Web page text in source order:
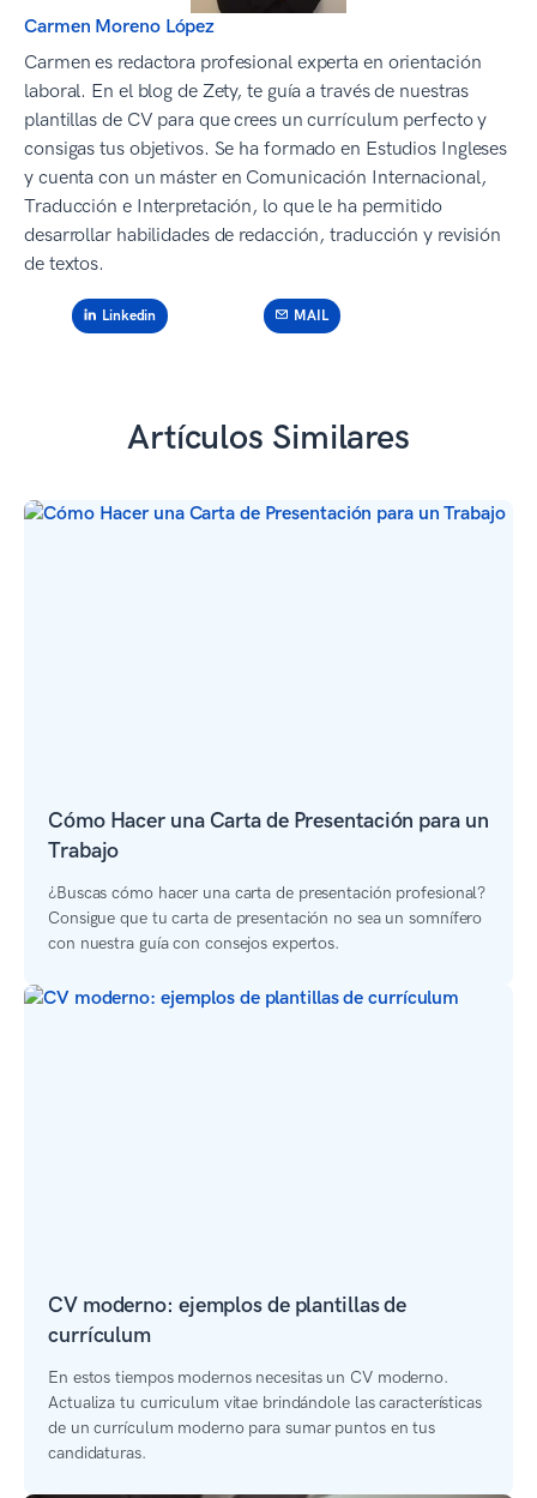
Carmen Moreno López
Carmen es redactora profesional experta en orientación
laboral. En el blog de Zety, te guía a través de nuestras
plantillas de CV para que crees un currículum perfecto y
consigas tus objetivos. Se ha formado en Estudios Ingleses
y cuenta con un máster en Comunicación Internacional,
Traducción e Interpretación, lo que le ha permitido
desarrollar habilidades de redacción, traducción y revisión
de textos.
Linkedin MAIL
Artículos Similares
Cómo Hacer una Carta de Presentación para un
Trabajo
¿Buscas cómo hacer una carta de presentación profesional?
Consigue que tu carta de presentación no sea un somnífero
con nuestra guía con consejos expertos.
CV moderno: ejemplos de plantillas de
currículum
En estos tiempos modernos necesitas un CV moderno.
Actualiza tu curriculum vitae brindándole las características
de un currículum moderno para sumar puntos en tus
candidaturas.